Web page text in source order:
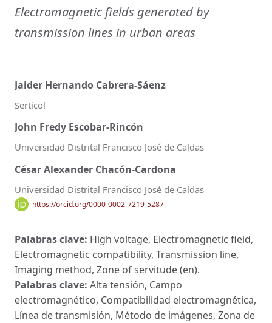
Electromagnetic fields generated by
transmission lines in urban areas
Jaider Hernando Cabrera-Sáenz
Serticol
John Fredy Escobar-Rincón
Universidad Distrital Francisco José de Caldas
César Alexander Chacón-Cardona
Universidad Distrital Francisco José de Caldas
https://orcid.org/0000-0002-7219-5287
Palabras clave: High voltage, Electromagnetic field,
Electromagnetic compatibility, Transmission line,
Imaging method, Zone of servitude (en).
Palabras clave: Alta tensión, Campo
electromagnético, Compatibilidad electromagnética,
Línea de transmisión, Método de imágenes, Zona de